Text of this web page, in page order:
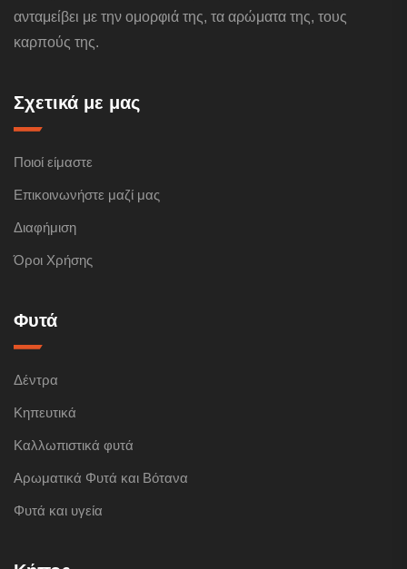
ανταμείβει με την ομορφιά της, τα αρώματα της, τους
καρπούς της.
Σχετικά με μας
Ποιοί είμαστε
Επικοινωνήστε μαζί μας
Διαφήμιση
Όροι Χρήσης
Φυτά
Δέντρα
Κηπευτικά
Καλλωπιστικά φυτά
Αρωματικά Φυτά και Βότανα
Φυτά και υγεία